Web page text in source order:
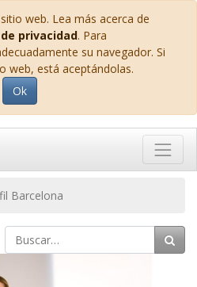
web. Lea más acerca de
privacidad. Para
su navegador. Si
web, está aceptándolas.
Ok
Barcelona